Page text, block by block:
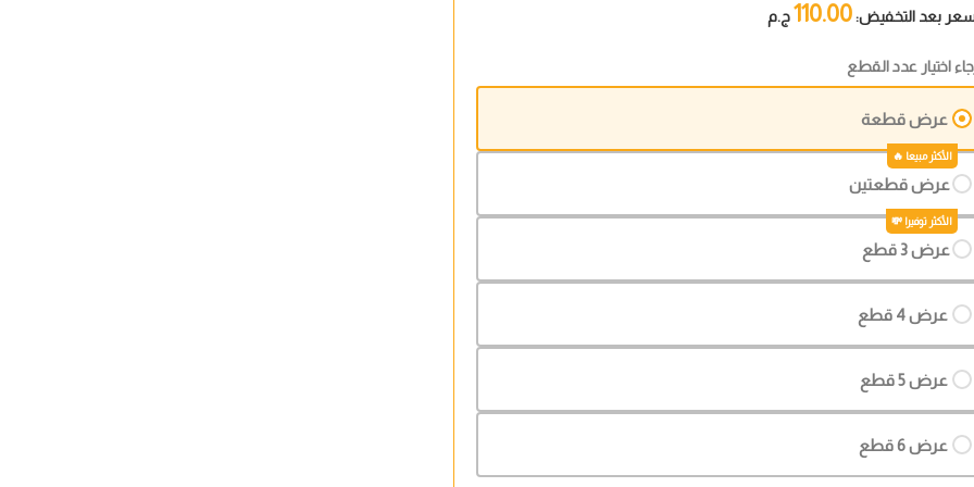
بعد التخفيض:110.00ج.م
اختيار عدد القطع
عرض قطعة
عرض قطعتين
عرض 3 قطع
عرض 4 قطع
عرض 5 قطع
عرض 6 قطع